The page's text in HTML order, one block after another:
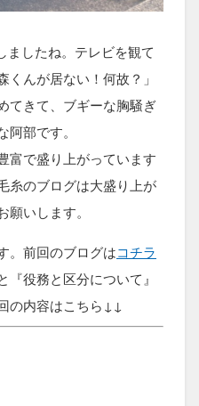
ましたね。テレビを観て
んが居ない！何故？」
てきて、ブギーな胸騒ぎ
部です。
富で盛り上がっています
糸のブログは大盛り上が
いします。
。前回のブログはコチラ
役務と区分について』
の内容はこちら↓↓